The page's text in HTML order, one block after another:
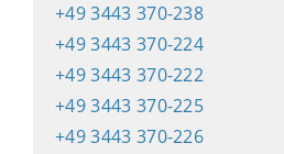
+49 3443 370-238
+49 3443 370-224
+49 3443 370-222
+49 3443 370-225
+49 3443 370-226